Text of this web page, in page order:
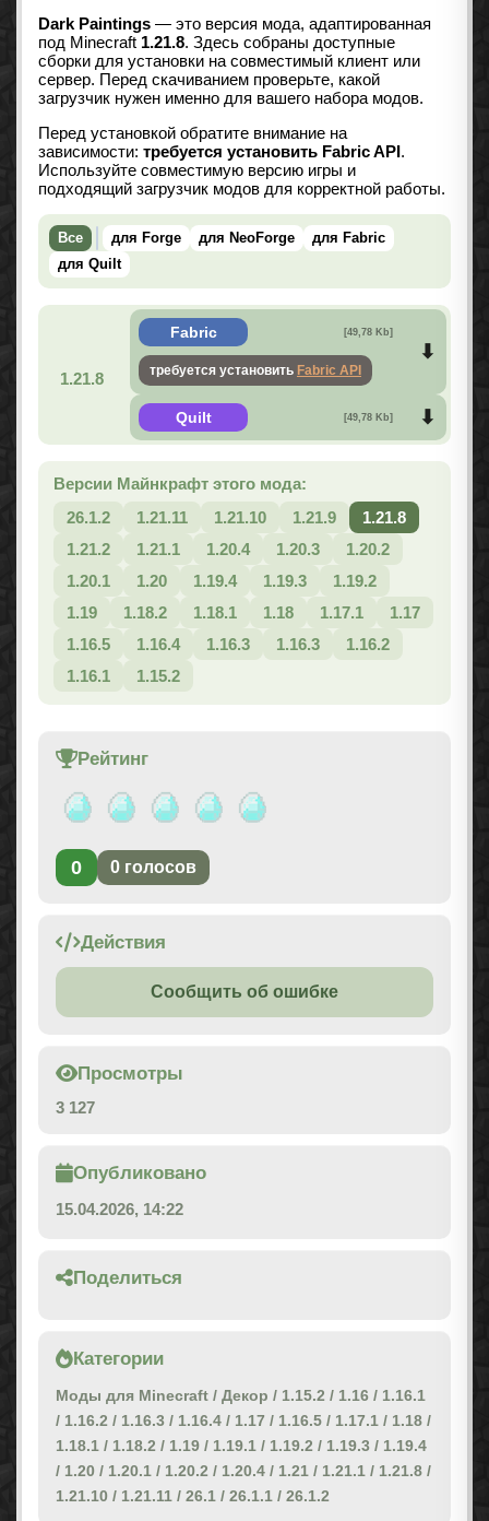
Dark Paintings — это версия мода, адаптированная
под Minecraft 1.21.8. Здесь собраны доступные
сборки для установки на совместимый клиент или
сервер. Перед скачиванием проверьте, какой
загрузчик нужен именно для вашего набора модов.
Перед установкой обратите внимание на
зависимости: требуется установить Fabric API .
Используйте совместимую версию игры и
подходящий загрузчик модов для корректной работы.
Все для Forge для NeoForge
для Fabric
для Quilt
1.21.8
Fabric [49,78 Kb]
требуется установить Fabric API
Quilt [49,78 Kb]
Версии Майнкрафт этого мода:
26.1.2
1.21.11 1.21.10 1.21.9
1.21.8
1.21.2
1.21.1 1.20.4 1.20.3
1.20.2
1.20.1
1.20 1.19.4 1.19.3
1.19.2
1.19
1.18.2 1.18.1 1.18 1.17.1
1.17
1.16.5
1.16.4 1.16.3 1.16.3
1.16.2
1.16.1
1.15.2
Рейтинг
0 0 голосов
Действия
Сообщить об ошибке
Просмотры
3 127
Опубликовано
15.04.2026, 14:22
Поделиться
Категории
Моды для Minecraft / Декор / 1.15.2 / 1.16 / 1.16.1
/ 1.16.2 / 1.16.3 / 1.16.4 / 1.17 / 1.16.5 / 1.17.1 / 1.18 /
1.18.1 / 1.18.2 / 1.19 / 1.19.1 / 1.19.2 / 1.19.3 / 1.19.4
/ 1.20 / 1.20.1 / 1.20.2 / 1.20.4 / 1.21 / 1.21.1 / 1.21.8 /
1.21.10 / 1.21.11 / 26.1 / 26.1.1 / 26.1.2